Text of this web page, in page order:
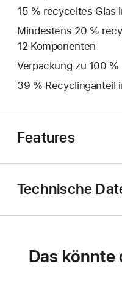
15 % recyceltes Glas
Mindestens 20 %
12 Komponenten
Verpackung zu 100 %
39 % Recyclinganteil
Features
Technische
Das könnte